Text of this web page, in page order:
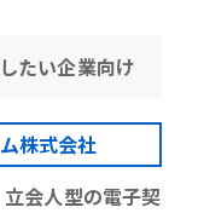
たい企業向け
株式会社
会人型の電子契